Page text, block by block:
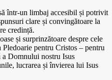
într-un limbaj accesibil și potrivit
clare și convingătoare la
credință.
și surprinzătoare despre cele
pentru Cristos – pentru
a Domnului nostru Isus
lucrarea și învierea lui Isus